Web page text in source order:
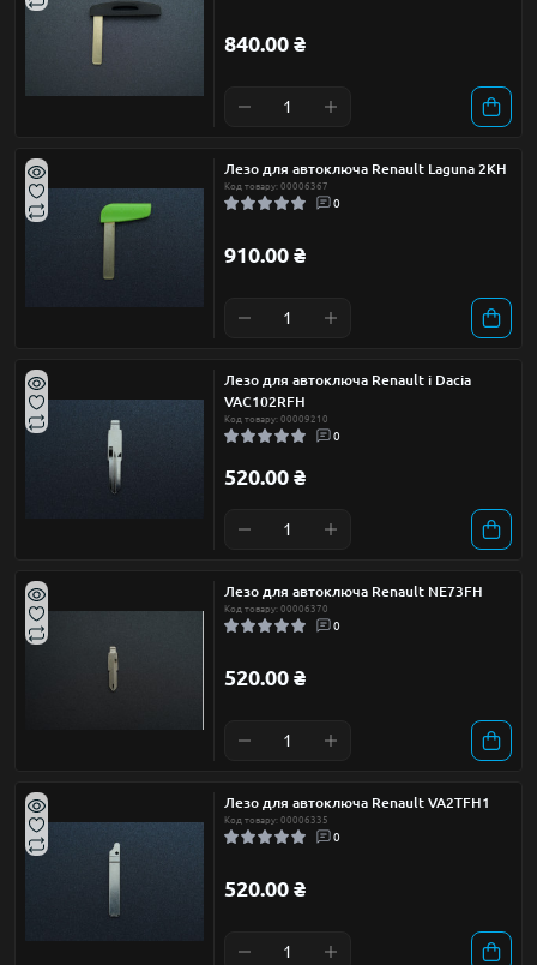
840.00 ₴
Лезо для автоключа Renault Laguna 2KH
Код товару: 00006367
0
910.00 ₴
Лезо для автоключа Renault і Dacia
VAC102RFH
Код товару: 00009210
0
520.00 ₴
Лезо для автоключа Renault NE73FH
Код товару: 00006370
0
520.00 ₴
Лезо для автоключа Renault VA2TFH1
Код товару: 00006335
0
520.00 ₴